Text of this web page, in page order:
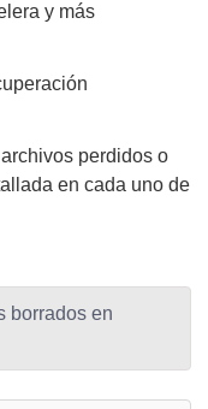
y más
perdidos o
en cada uno de
borrados en